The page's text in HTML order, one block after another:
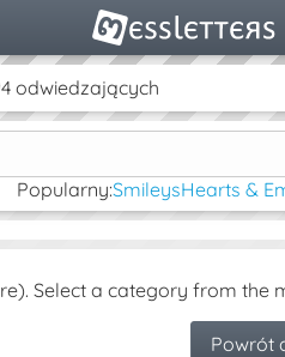
odwiedzających
Popularny:SmileysHearts &
Select a category from the
Powrót